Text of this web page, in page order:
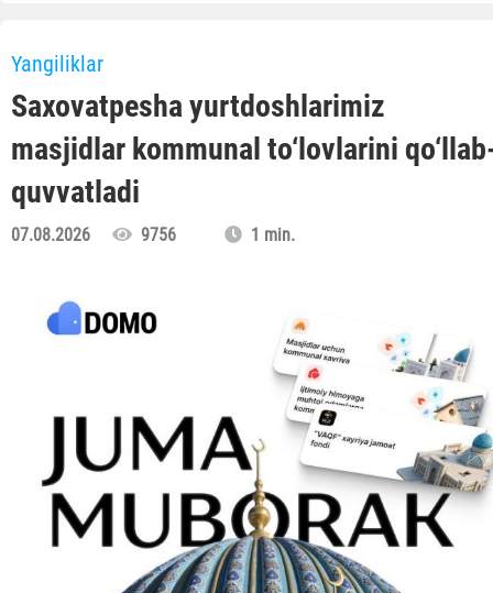
Yangiliklar
Saxovatpesha yurtdoshlarimiz
masjidlar kommunal to‘lovlarini
quvvatladi
07.08.2026 9756 1 min.